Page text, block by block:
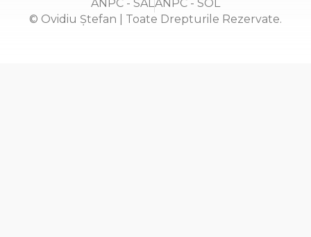
ANPC - SALANPC - SOL
© Ovidiu Ștefan | Toate Drepturile Rezervate.